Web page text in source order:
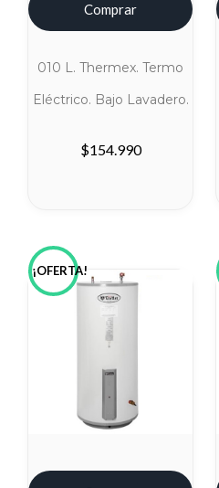
Comprar
010 L. Thermex. Termo
Eléctrico. Bajo Lavadero.
$154.990
¡OFERTA!